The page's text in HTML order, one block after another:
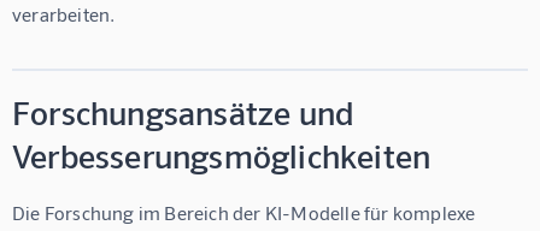
verarbeiten.
Forschungsansätze und
Verbesserungsmöglichkeiten
Die Forschung im Bereich der KI-Modelle für komplexe